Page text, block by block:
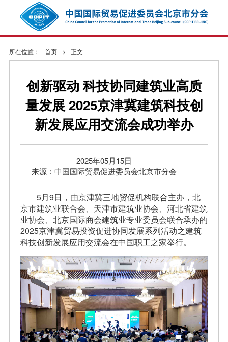
所在位置： 首页 > 正文
创新驱动 科技协同建筑业高质
量发展 2025京津冀建筑科技创
新发展应用交流会成功举办
2025年05月15日
来源：中国国际贸易促进委员会北京市分会
5月9日，由京津冀三地贸促机构联合主办，北
京市建筑业联合会、天津市建筑业协会、河北省建筑
业协会、北京国际商会建筑业专业委员会联合承办的
2025京津冀贸易投资促进协同发展系列活动之建筑
科技创新发展应用交流会在中国职工之家举行。